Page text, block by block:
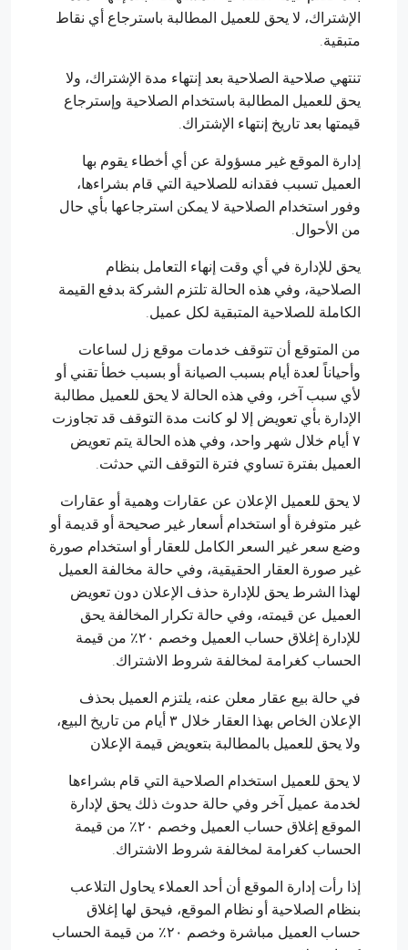
الإشتراك، لا يحق للعميل المطالبة باسترجاع أي نقاط
متبقية.
تنتهي صلاحية الصلاحية بعد إنتهاء مدة الإشتراك، ولا
يحق للعميل المطالبة باستخدام الصلاحية وإسترجاع
قيمتها بعد تاريخ إنتهاء الإشتراك.
إدارة الموقع غير مسؤولة عن أي أخطاء يقوم بها
العميل تسبب فقدانه للصلاحية التي قام بشراءها،
وفور استخدام الصلاحية لا يمكن استرجاعها بأي حال
من الأحوال.
يحق للإدارة في أي وقت إنهاء التعامل بنظام
الصلاحية، وفي هذه الحالة تلتزم الشركة بدفع القيمة
الكاملة للصلاحية المتبقية لكل عميل.
من المتوقع أن تتوقف خدمات موقع زل لساعات
وأحياناً لعدة أيام بسبب الصيانة أو بسبب خطأ تقني أو
لأي سبب آخر، وفي هذه الحالة لا يحق للعميل مطالبة
الإدارة بأي تعويض إلا لو كانت مدة التوقف قد تجاوزت
٧ أيام خلال شهر واحد، وفي هذه الحالة يتم تعويض
العميل بفترة تساوي فترة التوقف التي حدثت.
لا يحق للعميل الإعلان عن عقارات وهمية أو عقارات
غير متوفرة أو استخدام أسعار غير صحيحة أو قديمة أو
وضع سعر غير السعر الكامل للعقار أو استخدام صورة
غير صورة العقار الحقيقية، وفي حالة مخالفة العميل
لهذا الشرط يحق للإدارة حذف الإعلان دون تعويض
العميل عن قيمته، وفي حالة تكرار المخالفة يحق
للإدارة إغلاق حساب العميل وخصم ٢٠٪ من قيمة
الحساب كغرامة لمخالفة شروط الاشتراك.
في حالة بيع عقار معلن عنه، يلتزم العميل بحذف
الإعلان الخاص بهذا العقار خلال ٣ أيام من تاريخ البيع،
ولا يحق للعميل بالمطالبة بتعويض قيمة الإعلان
لا يحق للعميل استخدام الصلاحية التي قام بشراءها
لخدمة عميل آخر وفي حالة حدوث ذلك يحق لإدارة
الموقع إغلاق حساب العميل وخصم ٢٠٪ من قيمة
الحساب كغرامة لمخالفة شروط الاشتراك.
إذا رأت إدارة الموقع أن أحد العملاء يحاول التلاعب
بنظام الصلاحية أو نظام الموقع، فيحق لها إغلاق
حساب العميل مباشرة وخصم ٢٠٪ من قيمة الحساب